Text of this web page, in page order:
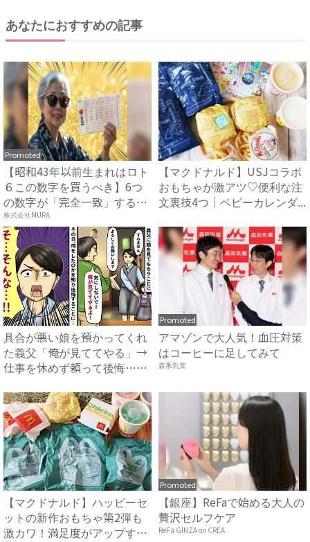
あなたにおすすめの記事
Promoted
【昭和43年以前生まれはロト
６この数字を買うべき】6つ
の数字が「完全一致」する
方...
株式会社MURA
【マクドナルド】USJコラボ
おもちゃが激アツ♡便利な注
文裏技4つ｜ベビーカレンダ...
具合が悪い娘を預かってくれ
た義父「俺が見ててやる」→
仕事を休めず頼って後悔…義
Promoted
アマゾンで大人気！血圧対策
はコーヒーに足してみて
森永乳業
【マクドナルド】ハッピーセ
ットの新作おもちゃ第2弾も
激カワ！満足度がアップする
Promoted
【銀座】ReFaで始める大人の
贅沢セルフケア
ReFa GINZA on CREA